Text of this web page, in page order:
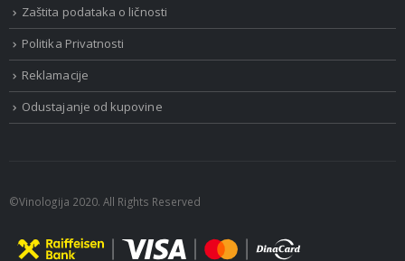
Zaštita podataka o ličnosti
Politika Privatnosti
Reklamacije
Odustajanje od kupovine
©Vinologija 2020. All Rights Reserved